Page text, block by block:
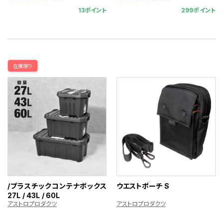
13ポイント 299ポイント
在庫限り
/プラスチックコンテナボックス
27L / 43L / 60L
アストロプロダクツ
ウエストポーチ S
アストロプロダクツ